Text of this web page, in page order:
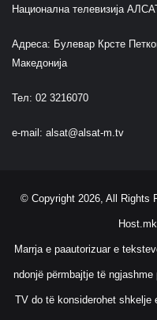
Национална телевизија
Адреса: Булевар Крсте
Македонија
Тел: 02 3216070
e-mail: alsat@alsat-m.tv
© Copyright 2026, All
Host.mk
Marrja e paautorizuar e
ndonjë përmbajtje të
TV do të konsiderohet shkelje